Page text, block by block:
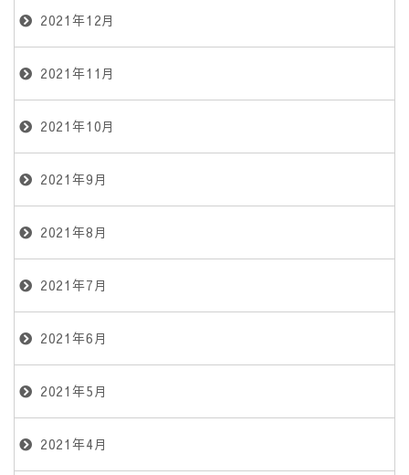
2021年12月
2021年11月
2021年10月
2021年9月
2021年8月
2021年7月
2021年6月
2021年5月
2021年4月